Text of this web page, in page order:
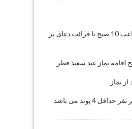
شروع مراسم ساعت 10 صبح با قرائت دعای پر
نماز
4 پوند می باشد